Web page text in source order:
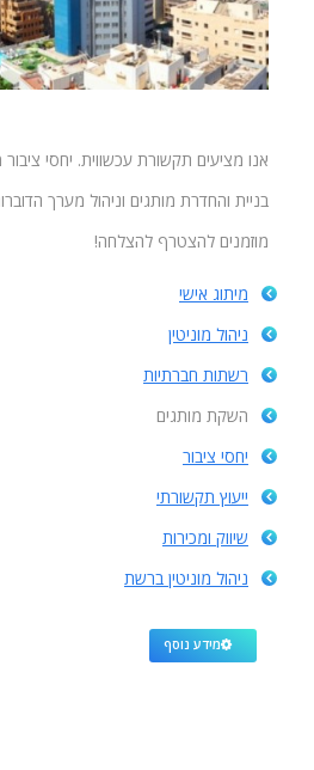
אנו מציעים תקשורת עכשווית. יחסי
בניית והחדרת מותגים וניהול מערך
מוזמנים להצטרף להצלחה!
מיתוג אישי
ניהול מוניטין
רשתות חברתיות
השקת מותגים
יחסי ציבור
ייעוץ תקשורתי
שיווק ומכירות
ניהול מוניטין ברשת
מידע נוסף